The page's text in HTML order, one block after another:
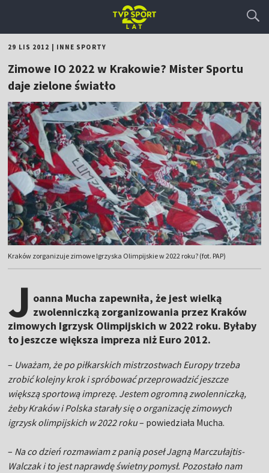
29 LIS 2012 INNE SPORTY
Zimowe IO 2022 w Krakowie? Mister Sportu
daje zielone światło
Kraków zorganizuje zimowe Igrzyska Olimpijskie w 2022 roku? (fot. PAP)
J oanna Mucha zapewniła, że jest wielką
zwolenniczką zorganizowania przez Kraków
zimowych Igrzysk Olimpijskich w 2022 roku. Byłaby
to jeszcze większa impreza niż Euro 2012.
– Uważam, że po piłkarskich mistrzostwach Europy trzeba
zrobić kolejny krok i spróbować przeprowadzić jeszcze
większą sportową imprezę. Jestem ogromną zwolenniczką,
żeby Kraków i Polska starały się o organizację zimowych
igrzysk olimpijskich w 2022 roku– powiedziała Mucha.
– Na co dzień rozmawiam z panią poseł Jagną Marczułajtis-
Walczak i to jest naprawdę świetny pomysł. Pozostało nam